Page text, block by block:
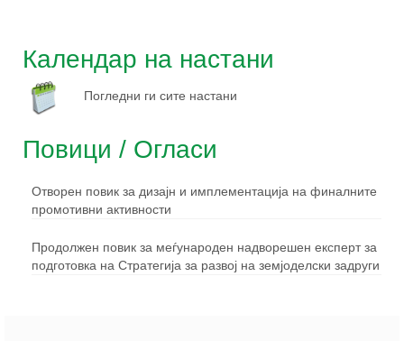
Календар на настани
Погледни ги сите настани
Повици / Огласи
Отворен повик за дизајн и имплементација на финалните
промотивни активности
Продолжен повик за меѓународен надворешен експерт за
подготовка на Стратегија за развој на земјоделски задруги